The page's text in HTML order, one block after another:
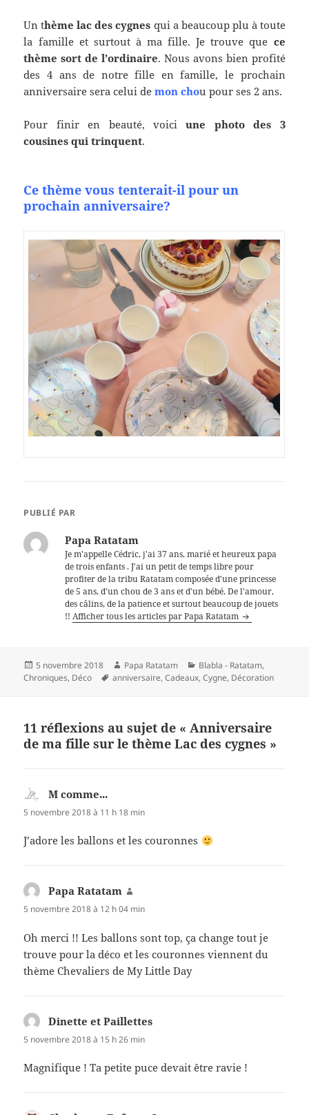
Un thème lac des cygnes qui a beaucoup plu à toute
la famille et surtout à ma fille. Je trouve que ce
thème sort de l’ordinaire. Nous avons bien profité
des 4 ans de notre fille en famille, le prochain
anniversaire sera celui demon chou pour ses 2 ans.
Pour finir en beauté, voiciune photo des 3
cousines qui trinquent.
Ce thème vous tenterait-il pour un
prochain anniversaire?
PUBLIÉ PAR
Papa Ratatam
Je m'appelle Cédric, j'ai 37 ans, marié et heureux papa
de trois enfants . J'ai un petit de temps libre pour
profiter de la tribu Ratatam composée d'une princesse
de 5 ans, d'un chou de 3 ans et d'un bébé. De l'amour,
des câlins, de la patience et surtout beaucoup de jouets
!!Afficher tous les articles par Papa Ratatam
Publié
le
5 novembre 2018 Auteur
Papa Ratatam Catégories
Blabla - Ratatam,
Chroniques, Déco
Mots-
anniversaire,Cadeaux,Cygne, Décoration
11 réflexions au sujet de « Anniversaire
de ma fille sur le thème Lac des cygnes »
M comme...
5 novembre 2018 à 11 h 18 min
J’adore les ballons et les couronnes
Papa Ratatam
5 novembre 2018 à 12 h 04 min
Oh merci !! Les ballons sont top, ça change tout je
trouve pour la déco et les couronnes viennent du
thème Chevaliers de My Little Day
Dinette et Paillettes
5 novembre 2018 à 15 h 26 min
Magnifique ! Ta petite puce devait être ravie !